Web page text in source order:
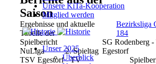
Saison
Ergebnisse und aktuelle
Tabelle der
Bezirksliga
184
Spielbericht
NuLiga
2. Spieltag
SG Rodenberg
Egestorf
TSV Egestorf - TV
Unsere KiTa-Kooperation
Mitglied werden
Unser 2025
Überblick